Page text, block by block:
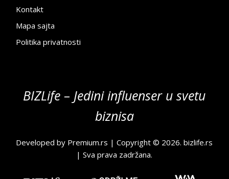
Kontakt
Mapa sajta
Politika privatnosti
BIZLife – Jedini influenser u svetu
biznisa
Developed by Premium.rs | Copyright © 2026.bizlife.rs
| Sva prava zadržana.